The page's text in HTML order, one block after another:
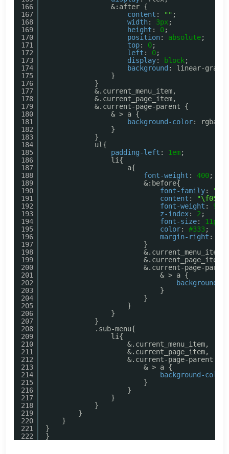
166
167
168
169
170
171
172
173
174
175
176
177
178
179
180
181
182
183
184
185
186
187
188
189
190
191
192
193
194
195
196
197
198
199
200
201
202
203
204
205
206
207
208
209
210
211
212
213
214
215
216
217
218
219
220
221
222
&:after {
content : "" ;
width: 3px;
height : 0;
position: absolute;
top: 0;
left : 0;
display: block;
background : linear-
}
}
&.current_menu_item,
&.current_page_item,
&.current-page-parent {
& > a {
background-color:
}
}
ul{
padding-left : 1em;
li{
a{
font-weight : 400;
&:before{
font-family:
content : "\f054"
font-weight : 900
z-index: 2 ;
font-size: 11px
color: #333;
margin-right : .
}
&.current_menu_item,
&.current_page_item,
&.current-page-
& > a {
background-
}
}
}
}
}
.sub-menu{
li{
&.current_menu_item,
&.current_page_item,
&.current-page-parent {
& > a {
background-color
}
}
}
}
}
}
}
}